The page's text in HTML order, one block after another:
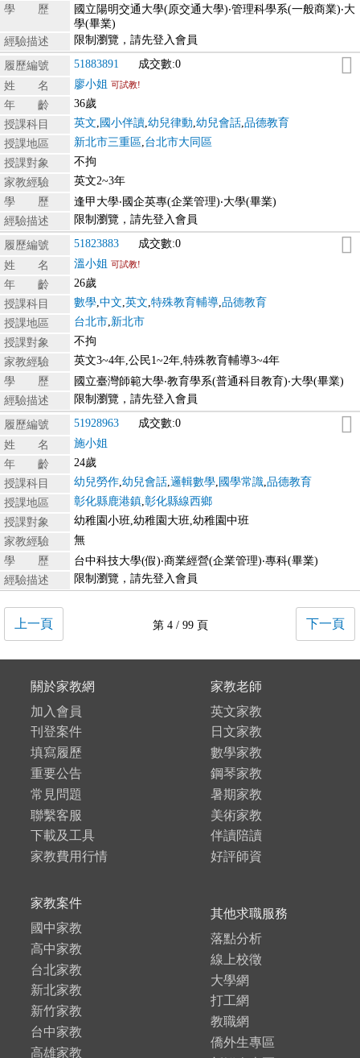
學 歷
國立陽明交通大學(原交通大學)‧管理科學系(一般商業)‧大
學(畢業)
經驗描述
限制瀏覽，請先登入會員
履歷編號 51883891
成交數:0
姓 名
廖小姐 可試教!
年 齡
36歲
授課科目
英文 國小伴讀 幼兒律動 幼兒會話 品德教育
授課地區
新北市三重區 台北市大同區
授課對象
不拘
家教經驗
英文2~3年
學 歷
逢甲大學‧國企英專(企業管理)‧大學(畢業)
經驗描述
限制瀏覽，請先登入會員
履歷編號 51823883
成交數:0
姓 名
溫小姐 可試教!
年 齡
26歲
授課科目
數學 中文 英文 特殊教育輔導 品德教育
授課地區
台北市 新北市
授課對象
不拘
家教經驗
英文3~4年,公民1~2年,特殊教育輔導3~4年
學 歷
國立臺灣師範大學‧教育學系(普通科目教育)‧大學(畢業)
經驗描述
限制瀏覽，請先登入會員
履歷編號 51928963
成交數:0
姓 名
施小姐
年 齡
24歲
授課科目
幼兒勞作 幼兒會話 邏輯數學 國學常識 品德教育
授課地區
彰化縣鹿港鎮 彰化縣線西鄉
授課對象
幼稚園小班,幼稚園大班,幼稚園中班
家教經驗
無
學 歷
台中科技大學(假)‧商業經營(企業管理)‧專科(畢業)
經驗描述
限制瀏覽，請先登入會員
上一頁 第 4 / 99 頁 下一頁
關於家教網
加入會員
刊登案件
填寫履歷
重要公告
常見問題
聯繫客服
下載及工具
家教費用行情
家教老師
英文家教
日文家教
數學家教
鋼琴家教
暑期家教
美術家教
伴讀陪讀
好評師資
家教案件
國中家教
高中家教
台北家教
新北家教
新竹家教
台中家教
高雄家教
其他求職服務
落點分析
線上校徵
大學網
打工網
教職網
僑外生專區